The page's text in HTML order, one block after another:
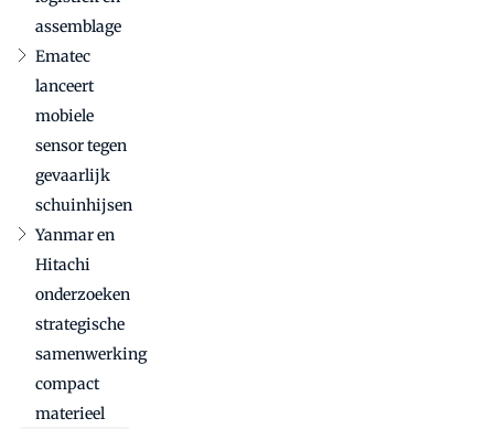
assemblage
Ematec
lanceert
mobiele
sensor tegen
gevaarlijk
schuinhijsen
Yanmar en
Hitachi
onderzoeken
strategische
samenwerking
compact
materieel